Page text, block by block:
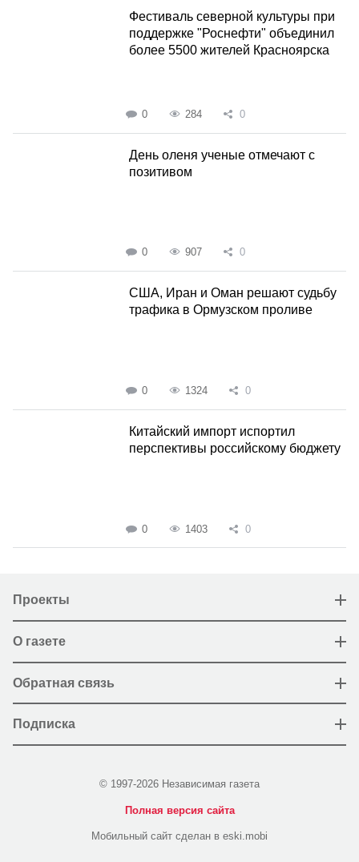
Фестиваль северной культуры при
поддержке "Роснефти" объединил
более 5500 жителей Красноярска
0 284 0
День оленя ученые отмечают с
позитивом
0 907 0
США, Иран и Оман решают судьбу
трафика в Ормузском проливе
0 1324 0
Китайский импорт испортил
перспективы российскому бюджету
0 1403 0
Проекты
О газете
Обратная связь
Подписка
© 1997-2026 Независимая газета
Полная версия сайта
Мобильный сайт сделан в eski.mobi